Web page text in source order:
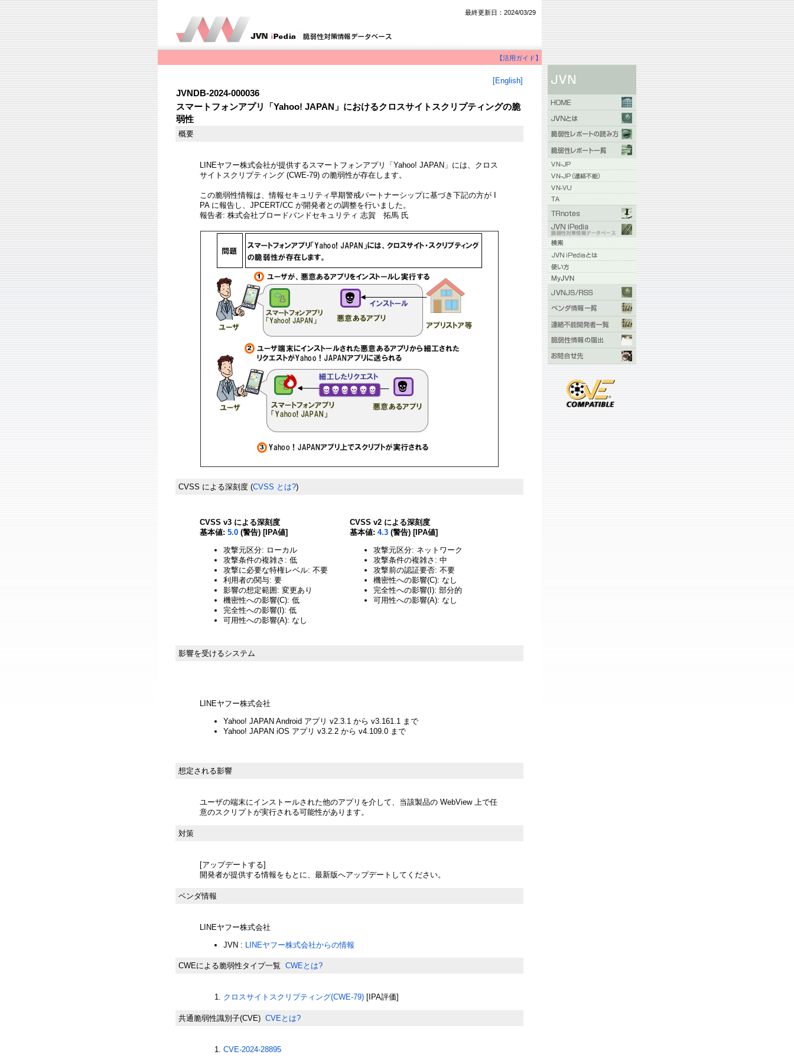
最終更新日：2024/03/29
【活用ガイド】
[English]
JVNDB-2024-000036
スマートフォンアプリ「Yahoo! JAPAN」におけるクロスサイトスクリプティングの脆
弱性
概要
LINEヤフー株式会社が提供するスマートフォンアプリ「Yahoo! JAPAN」には、クロス
サイトスクリプティング (CWE-79) の脆弱性が存在します。
この脆弱性情報は、情報セキュリティ早期警戒パートナーシップに基づき下記の方が I
PA に報告し、JPCERT/CC が開発者との調整を行いました。
報告者: 株式会社ブロードバンドセキュリティ 志賀 拓馬 氏
CVSS による深刻度 (CVSS とは?)
CVSS v3 による深刻度
基本値: 5.0 (警告) [IPA値]
攻撃元区分: ローカル
攻撃条件の複雑さ: 低
攻撃に必要な特権レベル: 不要
利用者の関与: 要
影響の想定範囲: 変更あり
機密性への影響(C): 低
完全性への影響(I): 低
可用性への影響(A): なし
CVSS v2 による深刻度
基本値: 4.3(警告) [IPA値]
攻撃元区分: ネットワーク
攻撃条件の複雑さ: 中
攻撃前の認証要否: 不要
機密性への影響(C): なし
完全性への影響(I): 部分的
可用性への影響(A): なし
影響を受けるシステム
LINEヤフー株式会社
Yahoo! JAPAN Android アプリ v2.3.1 から v3.161.1 まで
Yahoo! JAPAN iOS アプリ v3.2.2 から v4.109.0 まで
想定される影響
ユーザの端末にインストールされた他のアプリを介して、当該製品の WebView 上で任
意のスクリプトが実行される可能性があります。
対策
[アップデートする]
開発者が提供する情報をもとに、最新版へアップデートしてください。
ベンダ情報
LINEヤフー株式会社
JVN : LINEヤフー株式会社からの情報
CWEによる脆弱性タイプ一覧 CWEとは?
クロスサイトスクリプティング(CWE-79) [IPA評価]
共通脆弱性識別子(CVE) CVEとは?
CVE-2024-28895